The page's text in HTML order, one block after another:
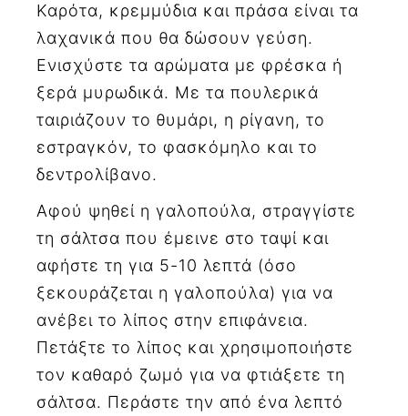
Καρότα, κρεμμύδια και πράσα είναι τα
λαχανικά που θα δώσουν γεύση.
Ενισχύστε τα αρώματα με φρέσκα ή
ξερά μυρωδικά. Με τα πουλερικά
ταιριάζουν το θυμάρι, η ρίγανη, το
εστραγκόν, το φασκόμηλο και το
δεντρολίβανο.
Αφού ψηθεί η γαλοπούλα, στραγγίστε
τη σάλτσα που έμεινε στο ταψί και
αφήστε τη για 5-10 λεπτά (όσο
ξεκουράζεται η γαλοπούλα) για να
ανέβει το λίπος στην επιφάνεια.
Πετάξτε το λίπος και χρησιμοποιήστε
τον καθαρό ζωμό για να φτιάξετε τη
σάλτσα. Περάστε την από ένα λεπτό